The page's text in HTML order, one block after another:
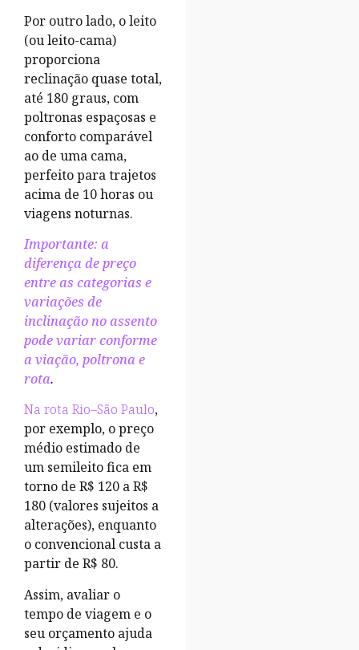
Por outro lado, o leito
(ou leito-cama)
proporciona
reclinação quase total,
até 180 graus, com
poltronas espaçosas e
conforto comparável
ao de uma cama,
perfeito para trajetos
acima de 10 horas ou
viagens noturnas.
Importante: a
diferença de preço
entre as categorias e
variações de
inclinação no assento
pode variar conforme
a viação, poltrona e
rota.
Na rota Rio–São Paulo,
por exemplo, o preço
médio estimado de
um semileito fica em
torno de R$ 120 a R$
180 (valores sujeitos a
alterações), enquanto
o convencional custa a
partir de R$ 80.
Assim, avaliar o
tempo de viagem e o
seu orçamento ajuda